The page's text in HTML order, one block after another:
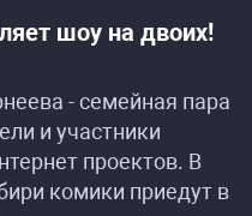
шоу на двоих!
- семейная пара
и участники
проектов. В
комики приедут в